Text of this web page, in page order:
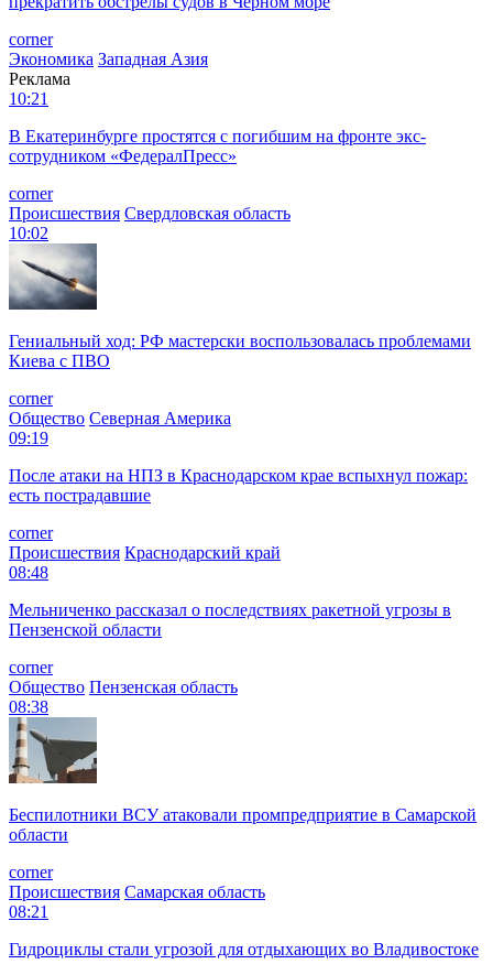
corner
Экономика Западная Азия
Реклама
10:21
В Екатеринбурге простятся с погибшим на фронте экс-
сотрудником «ФедералПресс»
corner
Происшествия Свердловская область
10:02
Гениальный ход: РФ мастерски воспользовалась проблемами
Киева с ПВО
corner
Общество Северная Америка
09:19
После атаки на НПЗ в Краснодарском крае вспыхнул пожар:
есть пострадавшие
corner
Происшествия Краснодарский край
08:48
Мельниченко рассказал о последствиях ракетной угрозы в
Пензенской области
corner
Общество Пензенская область
08:38
Беспилотники ВСУ атаковали промпредприятие в Самарской
области
corner
Происшествия Самарская область
08:21
Гидроциклы стали угрозой для отдыхающих во Владивостоке